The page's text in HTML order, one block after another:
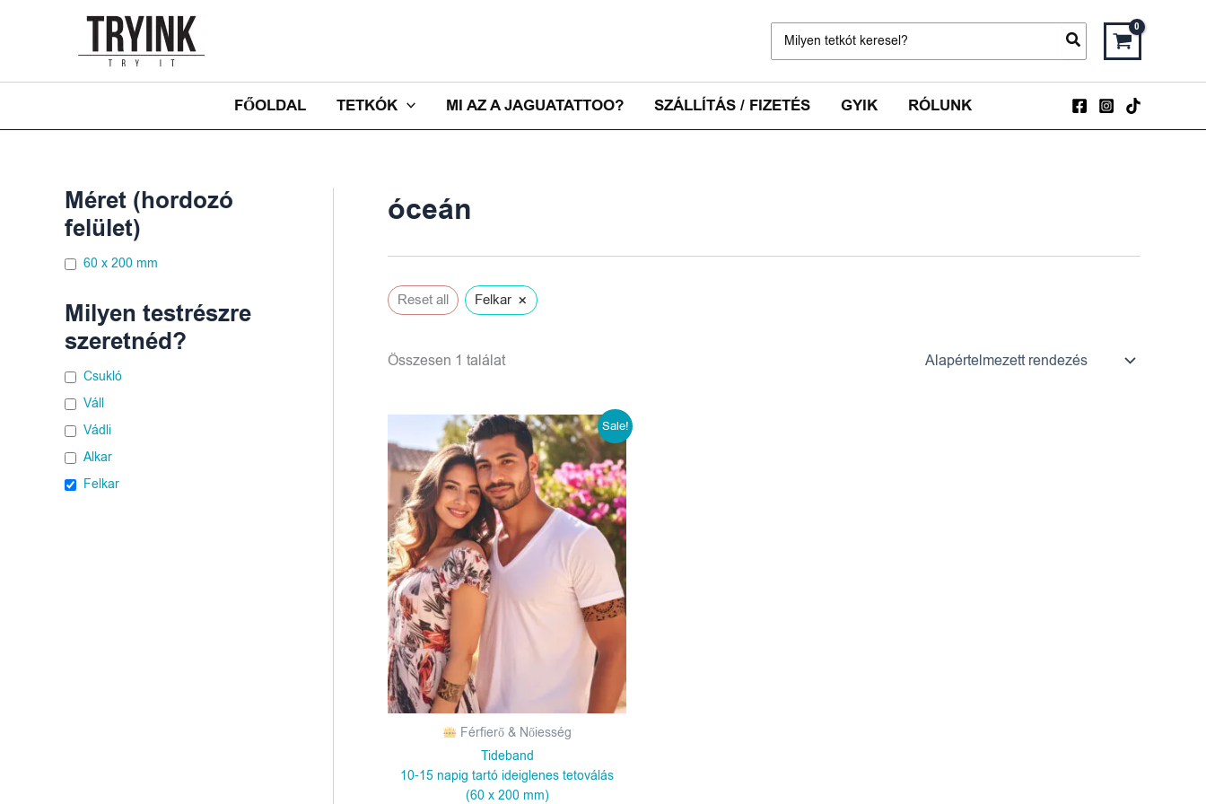
for:
FŐOLDAL TETKÓK MI AZ A JAGUATATTOO? SZÁLLÍTÁS / FIZETÉS GYIK RÓLUNK
Méret (hordozó
felület)
60 x 200 mm
Milyen testrészre
szeretnéd?
Csukló
Váll
Vádli
Alkar
Felkar
óceán
Reset all Felkar ×
Összesen 1 találat
Sale!
Férfierő & Nőiesség
Tideband
10-15 napig tartó ideiglenes tetoválás
(60 x 200 mm)
Original
price
was:
1190 Ft.
Current
price
is:
990 Ft.